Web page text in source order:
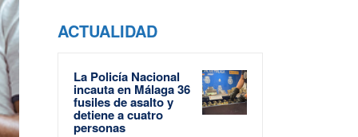
ACTUALIDAD
La Policía Nacional
incauta en Málaga 36
fusiles de asalto y
detiene a cuatro
personas